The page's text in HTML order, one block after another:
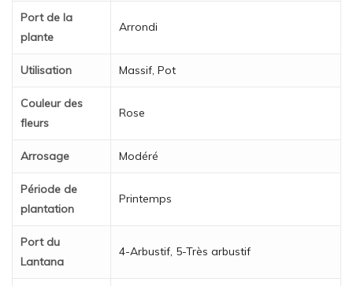
Port de la
plante
Arrondi
Utilisation Massif, Pot
Couleur des
fleurs
Rose
Arrosage Modéré
Période de
plantation
Printemps
Port du
Lantana
4-Arbustif, 5-Très arbustif